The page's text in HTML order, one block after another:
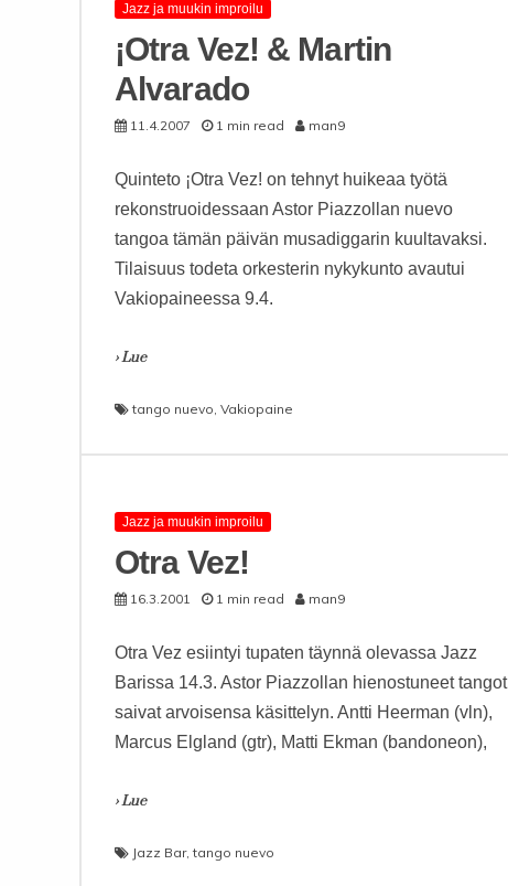
Jazz ja muukin improilu
¡Otra Vez! & Martin
Alvarado
11.4.2007 1 min read man9
Quinteto ¡Otra Vez! on tehnyt huikeaa työtä
rekonstruoidessaan Astor Piazzollan nuevo
tangoa tämän päivän musadiggarin kuultavaksi.
Tilaisuus todeta orkesterin nykykunto avautui
Vakiopaineessa 9.4.
› Lue
tango nuevo, Vakiopaine
Jazz ja muukin improilu
Otra Vez!
16.3.2001 1 min read man9
Otra Vez esiintyi tupaten täynnä olevassa Jazz
Barissa 14.3. Astor Piazzollan hienostuneet tangot
saivat arvoisensa käsittelyn. Antti Heerman (vln),
Marcus Elgland (gtr), Matti Ekman (bandoneon),
› Lue
Jazz Bar,tango nuevo